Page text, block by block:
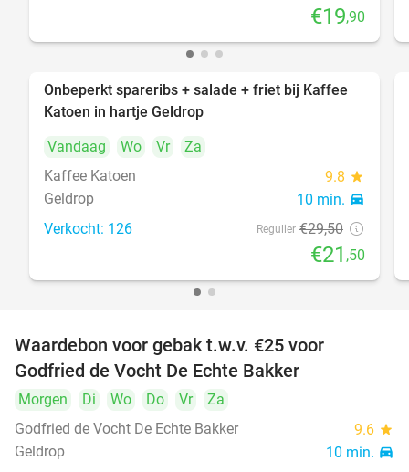
€19,90
27%
Onbeperkt spareribs + salade + friet bij Kaffee
Katoen in hartje Geldrop
Vandaag
Wo Vr
Za
Kaffee Katoen
9.8 star
Geldrop 10 min. directions_car
Verkocht: 126 Regulier €29,50
€21 ,50
Waardebon voor gebak t.w.v. €25 voor
Godfried de Vocht De Echte Bakker
Morgen Di Wo Do Vr
Za
Godfried de Vocht De Echte Bakker
9.6 star
Geldrop 10 min. directions_car